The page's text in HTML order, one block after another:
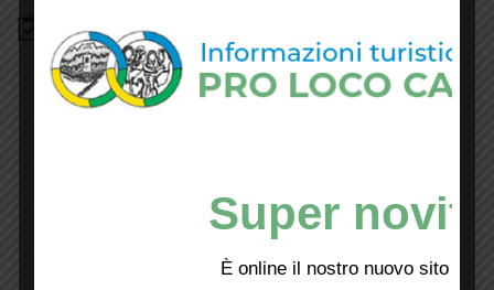
Bacheca
Super
È online il nostro nuovo sito web!